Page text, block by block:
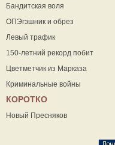
Бандитская воля
ОПЭгэшник и обрез
Левый трафик
150-летний рекорд побит
Цветметчик из Марказа
Криминальные войны
КОРОТКО
Новый Пресняков